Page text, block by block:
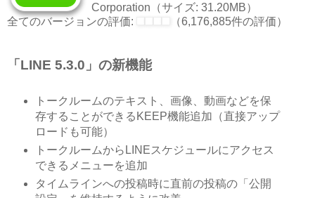
Corporation（サイズ: 31.20MB）
全てのバージョンの評価:
（6,176,885件の評価）
「LINE 5.3.0」の新機能
トークルームのテキスト、画像、動画などを保
存することができるKEEP機能追加（直接アップ
ロードも可能）
トークルームからLINEスケジュールにアクセス
できるメニューを追加
タイムラインへの投稿時に直前の投稿の「公開